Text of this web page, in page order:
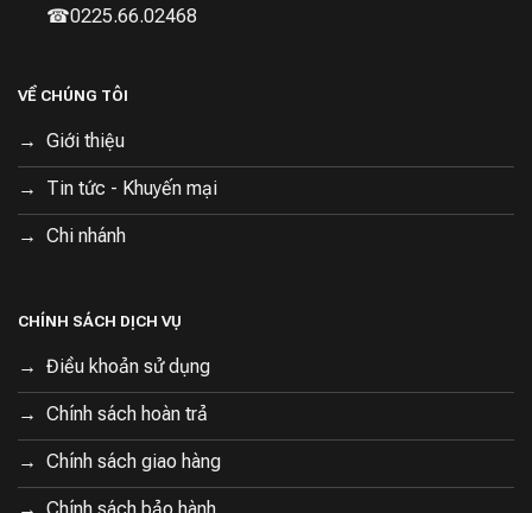
☎0225.66.02468
VỀ CHÚNG TÔI
Giới thiệu
Tin tức - Khuyến mại
Chi nhánh
CHÍNH SÁCH DỊCH VỤ
Điều khoản sử dụng
Chính sách hoàn trả
Chính sách giao hàng